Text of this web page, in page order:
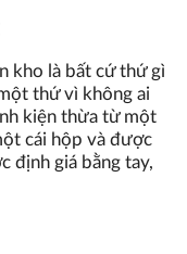
kho là bất cứ thứ gì
thứ vì không ai
kiện thừa từ một
cái hộp và được
định giá bằng tay,